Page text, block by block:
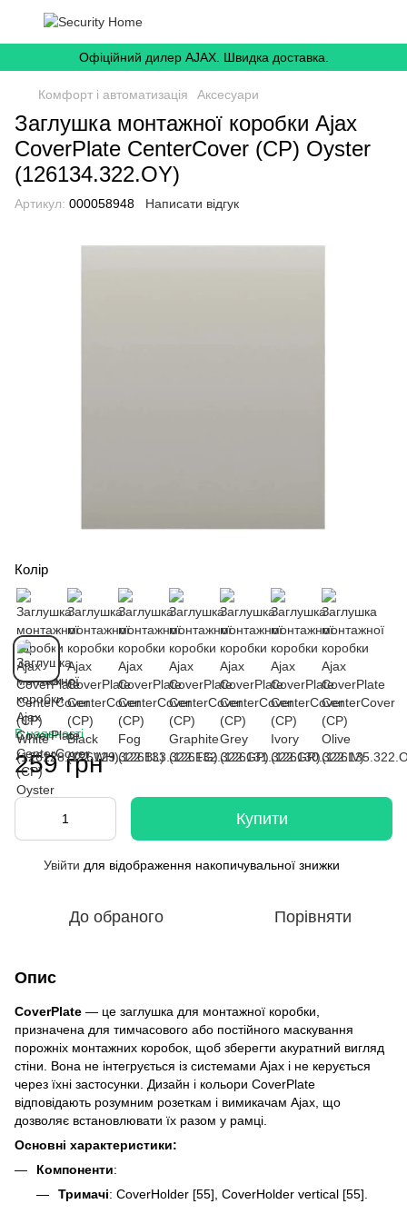
Офіційний дилер AJAX. Швидка доставка.
Комфорт і автоматизація Аксесуари
Заглушка монтажної коробки Ajax
CoverPlate CenterCover (CP) Oyster
(126134.322.OY)
Артикул: 000058948 Написати відгук
Колір
В наявності
259 грн
Купити
Увійти для відображення накопичувальної знижки
До обраного Порівняти
Опис
CoverPlate — це заглушка для монтажної коробки,
призначена для тимчасового або постійного маскування
порожніх монтажних коробок, щоб зберегти акуратний вигляд
стіни. Вона не інтегрується із системами Ajax і не керується
через їхні застосунки. Дизайн і кольори CoverPlate
відповідають розумним розеткам і вимикачам Ajax, що
дозволяє встановлювати їх разом у рамці.
Основні характеристики:
Компоненти:
Тримачі: CoverHolder [55], CoverHolder vertical [55].